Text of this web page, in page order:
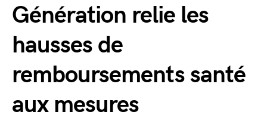
Génération relie les
hausses de
remboursements santé
aux mesures